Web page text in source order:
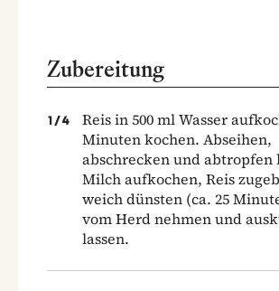
Zubereitung
1 /4
Reis in 500 ml Wasser
Minuten kochen. Abseihen,
abschrecken und abtropfen
Milch aufkochen, Reis
weich dünsten (ca. 25
vom Herd nehmen und
lassen.